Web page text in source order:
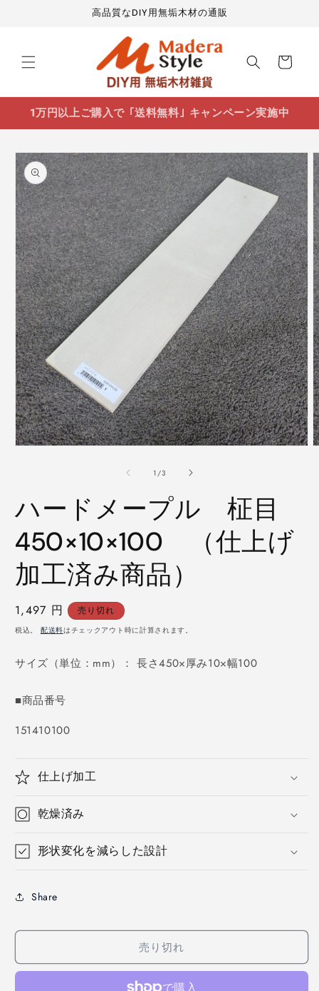
高品質なDIY用無垢木材の通販
ー
1万円以上ご購入で ｢送料無料｣ キャンペーン実施中
商品情
報にス
キップ
で
メ
ィ
(1)
を
く
1 /の
3
ハードメープル 柾目
450×10×100 （仕上げ
加工済み商品）
通
常
格
1,497 円 売り切れ
税込。 配送料はチェックアウト時に計算されます。
サイズ（単位：mm）： 長さ450×厚み10×幅100
■商品番号
SKU:
151410100
仕上げ加工
乾燥済み
形状変化を減らした設計
Share
売り切れ